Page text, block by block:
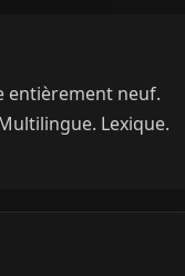
entièrement neuf.
Lexique.